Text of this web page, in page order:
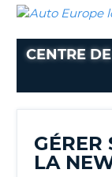
LOCATION
VOITURE
CAR
AUTO
EUROPE
LOCATION
VOITURE
SUPPORT
CLIENT
CENTRE
GÉRER
LA